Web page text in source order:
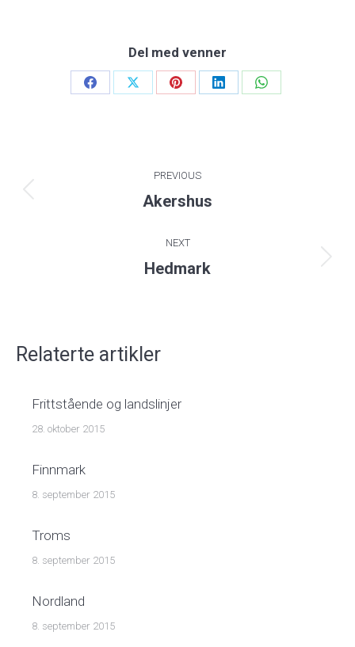
Del med venner
Share
Share
Share
Share
Share
navigation
PREVIOUS
Previous
Akershus
NEXT
Next
Hedmark
Relaterte artikler
Frittstående og landslinjer
28. oktober 2015
Finnmark
8. september 2015
Troms
8. september 2015
Nordland
8. september 2015